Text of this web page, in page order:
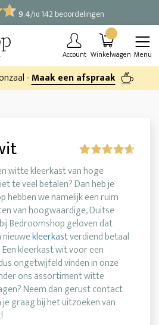
9.4/10 142 beoordelingen
Account Winkelwagen Menu
-Maak een afspraak
witte kleerkast van hoge
te veel betalen? Dan heb je
hebben we namelijk een ruim
van hoogwaardige, Duitse
Bedroomshop geloven dat
nieuwekleerkastverdiend betaal
kleerkast wit voor een
ongetwijfeld vinden in onze
ons assortiment witte
Neem dan gerust contact
graag bij het uitzoeken van